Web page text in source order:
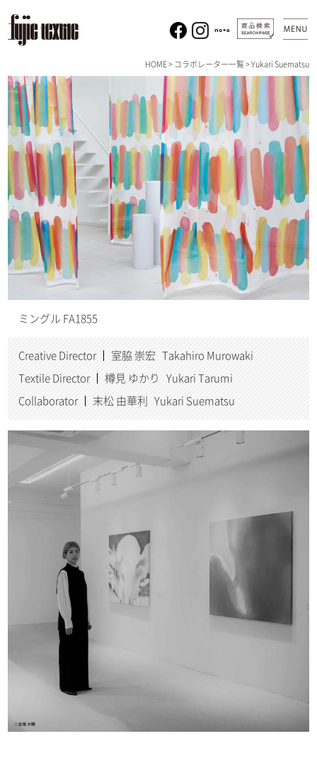
HOME> コラボレーター一覧> Yukari Suematsu
ミングル FA1855
Creative Director 室脇 崇宏 Takahiro Murowaki
Textile Director 樽見 ゆかり Yukari Tarumi
Collaborator 末松 由華利 Yukari Suematsu